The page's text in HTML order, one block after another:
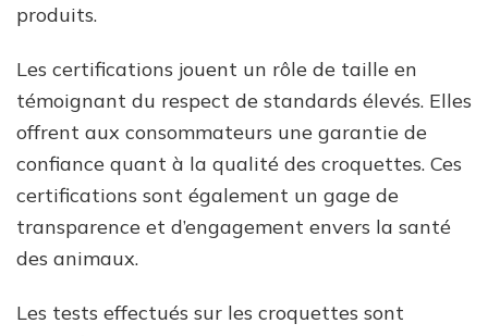
produits.
Les certifications jouent un rôle de taille en
témoignant du respect de standards élevés. Elles
offrent aux consommateurs une garantie de
confiance quant à la qualité des croquettes. Ces
certifications sont également un gage de
transparence et d’engagement envers la santé
des animaux.
Les tests effectués sur les croquettes sont